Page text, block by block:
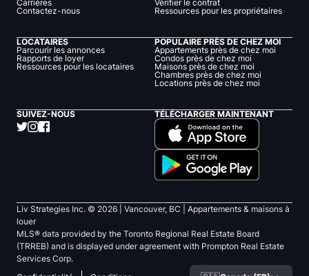
Carrières
Contactez-nous
Vérifier le contrat
Ressources pour les propriétaires
LOCATAIRES
Parcourir les annonces
Rapports de loyer
Ressources pour les locataires
POPULAIRE PRÈS DE CHEZ MOI
Appartements près de chez moi
Condos près de chez moi
Maisons près de chez moi
Chambres près de chez moi
Locations près de chez moi
SUIVEZ-NOUS TÉLÉCHARGER MAINTENANT
Liv Strategies Inc. © 2026 | Vancouver, BC |
Appartements & maisons à
louer
MLS® data provided by the Toronto Regional Real Estate Board
(TRREB) and is displayed under agreement with Prompton Real Estate
Services Corp.